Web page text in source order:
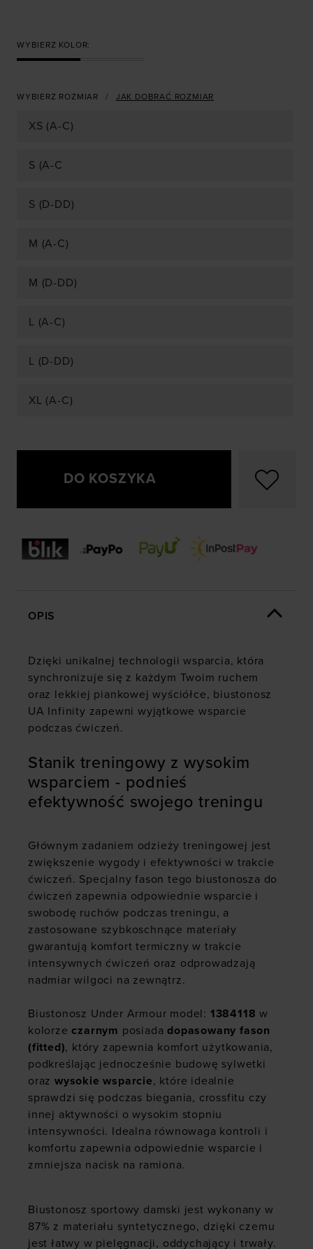
WYBIERZ KOLOR:
WYBIERZ ROZMIAR JAK DOBRAĆ ROZMIAR
XS (A-C)
S (A-C
S (D-DD)
M (A-C)
M (D-DD)
L (A-C)
L (D-DD)
XL (A-C)
DO KOSZYKA
OPIS
Dzięki unikalnej technologii wsparcia, która
synchronizuje się z każdym Twoim ruchem
oraz lekkiej piankowej wyściółce, biustonosz
UA Infinity zapewni wyjątkowe wsparcie
podczas ćwiczeń.
Stanik treningowy z wysokim
wsparciem - podnieś
efektywność swojego treningu
Głównym zadaniem odzieży treningowej jest
zwiększenie wygody i efektywności w trakcie
ćwiczeń. Specjalny fason tego biustonosza do
ćwiczeń zapewnia odpowiednie wsparcie i
swobodę ruchów podczas treningu, a
zastosowane szybkoschnące materiały
gwarantują komfort termiczny w trakcie
intensywnych ćwiczeń oraz odprowadzają
nadmiar wilgoci na zewnątrz.
Biustonosz Under Armour model: 1384118 w
kolorzeczarnym posiadadopasowany fason
(fitted), który zapewnia komfort użytkowania,
podkreślając jednocześnie budowę sylwetki
oraz wysokie wsparcie, które idealnie
sprawdzi się podczas biegania, crossfitu czy
innej aktywności o wysokim stopniu
intensywności. Idealna równowaga kontroli i
komfortu zapewnia odpowiednie wsparcie i
zmniejsza nacisk na ramiona.
Biustonosz sportowy damski jest wykonany w
87% z materiału syntetycznego, dzięki czemu
jest łatwy w pielęgnacji, oddychający i trwały.